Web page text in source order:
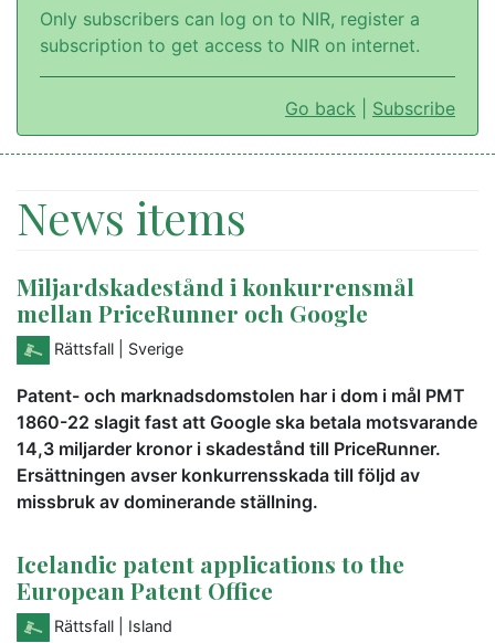
Only subscribers can log on to NIR, register a
subscription to get access to NIR on internet.
Go back Subscribe
News items
Miljardskadestånd i konkurrensmål
mellan PriceRunner och Google
Rättsfall | Sverige
Patent- och marknadsdomstolen har i dom i mål PMT
1860-22 slagit fast att Google ska betala motsvarande
14,3 miljarder kronor i skadestånd till PriceRunner.
Ersättningen avser konkurrensskada till följd av
missbruk av dominerande ställning.
Icelandic patent applications to the
European Patent Office
Rättsfall | Island